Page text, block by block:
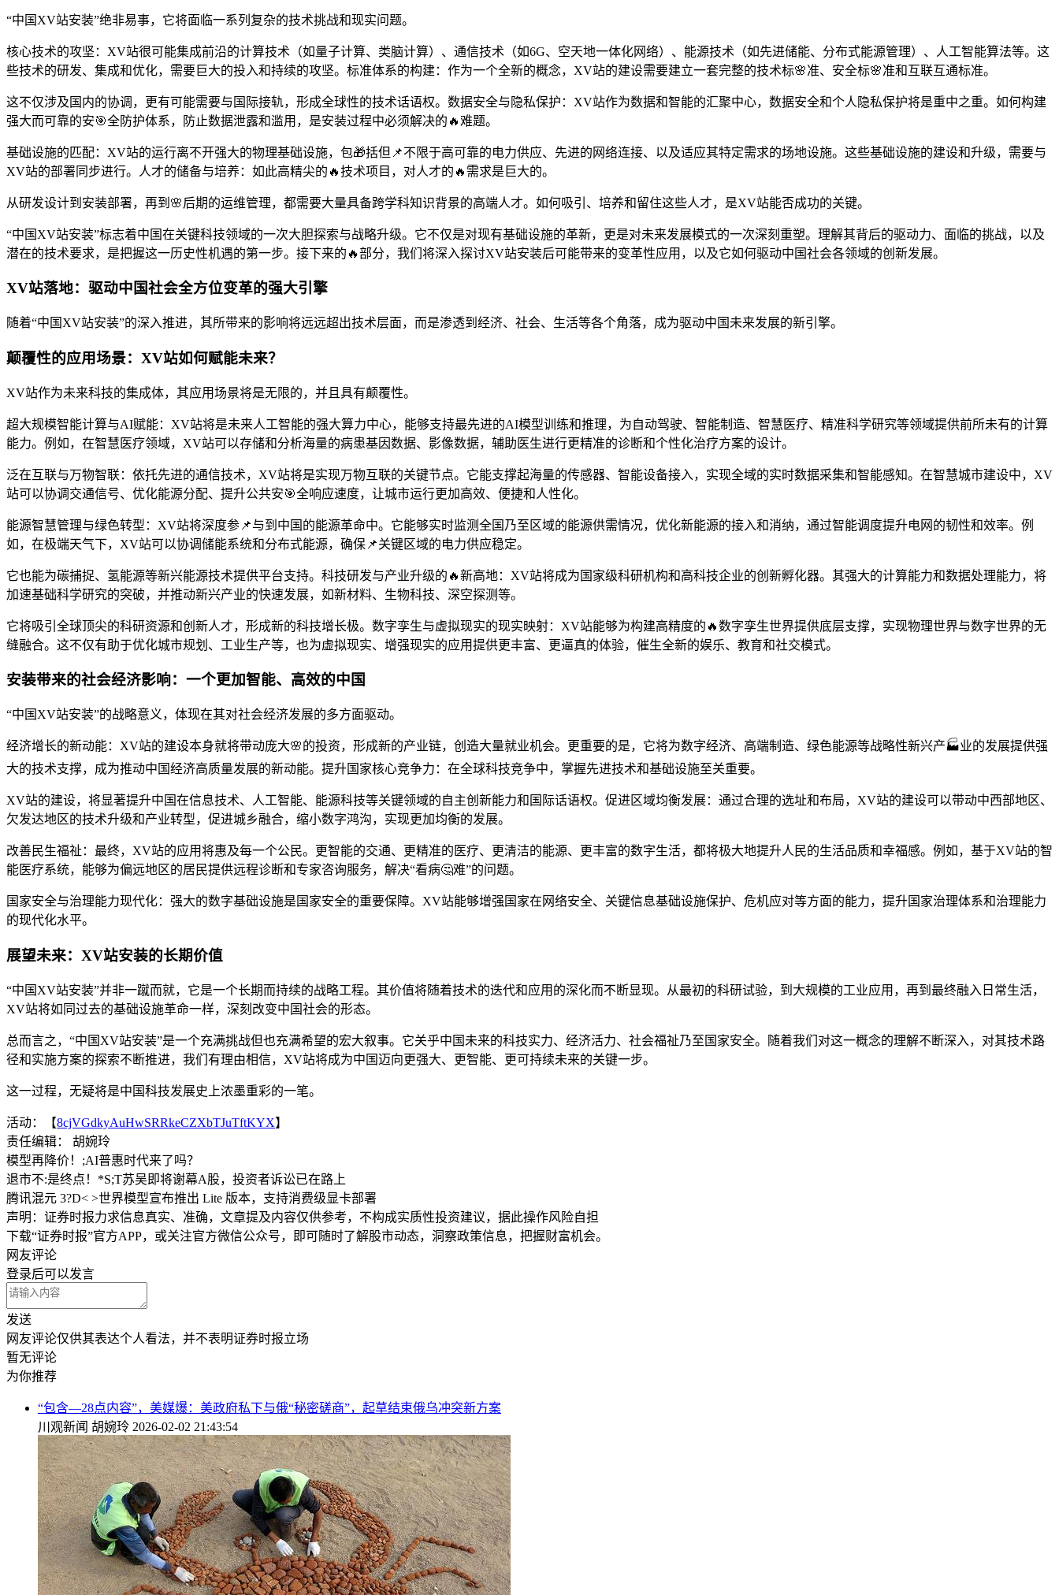
“中国XV站安装”绝非易事，它将面临一系列复杂的技术挑战和现实问题。
核心技术的攻坚：XV站很可能集成前沿的计算技术（如量子计算、类脑计算）、通信技术（如6G、空天地一体化网络）、能源技术（如先进储能、分布式能源管理）、人工智能算法等。这
些技术的研发、集成和优化，需要巨大的投入和持续的攻坚。标准体系的构建：作为一个全新的概念，XV站的建设需要建立一套完整的技术标🌸准、安全标🌸准和互联互通标准。
这不仅涉及国内的协调，更有可能需要与国际接轨，形成全球性的技术话语权。数据安全与隐私保护：XV站作为数据和智能的汇聚中心，数据安全和个人隐私保护将是重中之重。如何构建
强大而可靠的安🎯全防护体系，防止数据泄露和滥用，是安装过程中必须解决的🔥难题。
基础设施的匹配：XV站的运行离不开强大的物理基础设施，包🎁括但📌不限于高可靠的电力供应、先进的网络连接、以及适应其特定需求的场地设施。这些基础设施的建设和升级，需要与
XV站的部署同步进行。人才的储备与培养：如此高精尖的🔥技术项目，对人才的🔥需求是巨大的。
从研发设计到安装部署，再到🌸后期的运维管理，都需要大量具备跨学科知识背景的高端人才。如何吸引、培养和留住这些人才，是XV站能否成功的关键。
“中国XV站安装”标志着中国在关键科技领域的一次大胆探索与战略升级。它不仅是对现有基础设施的革新，更是对未来发展模式的一次深刻重塑。理解其背后的驱动力、面临的挑战，以及
潜在的技术要求，是把握这一历史性机遇的第一步。接下来的🔥部分，我们将深入探讨XV站安装后可能带来的变革性应用，以及它如何驱动中国社会各领域的创新发展。
XV站落地：驱动中国社会全方位变革的强大引擎
随着“中国XV站安装”的深入推进，其所带来的影响将远远超出技术层面，而是渗透到经济、社会、生活等各个角落，成为驱动中国未来发展的新引擎。
颠覆性的应用场景：XV站如何赋能未来？
XV站作为未来科技的集成体，其应用场景将是无限的，并且具有颠覆性。
超大规模智能计算与AI赋能：XV站将是未来人工智能的强大算力中心，能够支持最先进的AI模型训练和推理，为自动驾驶、智能制造、智慧医疗、精准科学研究等领域提供前所未有的计算
能力。例如，在智慧医疗领域，XV站可以存储和分析海量的病患基因数据、影像数据，辅助医生进行更精准的诊断和个性化治疗方案的设计。
泛在互联与万物智联：依托先进的通信技术，XV站将是实现万物互联的关键节点。它能支撑起海量的传感器、智能设备接入，实现全域的实时数据采集和智能感知。在智慧城市建设中，XV
站可以协调交通信号、优化能源分配、提升公共安🎯全响应速度，让城市运行更加高效、便捷和人性化。
能源智慧管理与绿色转型：XV站将深度参📌与到中国的能源革命中。它能够实时监测全国乃至区域的能源供需情况，优化新能源的接入和消纳，通过智能调度提升电网的韧性和效率。例
如，在极端天气下，XV站可以协调储能系统和分布式能源，确保📌关键区域的电力供应稳定。
它也能为碳捕捉、氢能源等新兴能源技术提供平台支持。科技研发与产业升级的🔥新高地：XV站将成为国家级科研机构和高科技企业的创新孵化器。其强大的计算能力和数据处理能力，将
加速基础科学研究的突破，并推动新兴产业的快速发展，如新材料、生物科技、深空探测等。
它将吸引全球顶尖的科研资源和创新人才，形成新的科技增长极。数字孪生与虚拟现实的现实映射：XV站能够为构建高精度的🔥数字孪生世界提供底层支撑，实现物理世界与数字世界的无
缝融合。这不仅有助于优化城市规划、工业生产等，也为虚拟现实、增强现实的应用提供更丰富、更逼真的体验，催生全新的娱乐、教育和社交模式。
安装带来的社会经济影响：一个更加智能、高效的中国
“中国XV站安装”的战略意义，体现在其对社会经济发展的多方面驱动。
经济增长的新动能：XV站的建设本身就将带动庞大🌸的投资，形成新的产业链，创造大量就业机会。更重要的是，它将为数字经济、高端制造、绿色能源等战略性新兴产🏭业的发展提供强
大的技术支撑，成为推动中国经济高质量发展的新动能。提升国家核心竞争力：在全球科技竞争中，掌握先进技术和基础设施至关重要。
XV站的建设，将显著提升中国在信息技术、人工智能、能源科技等关键领域的自主创新能力和国际话语权。促进区域均衡发展：通过合理的选址和布局，XV站的建设可以带动中西部地区、
欠发达地区的技术升级和产业转型，促进城乡融合，缩小数字鸿沟，实现更加均衡的发展。
改善民生福祉：最终，XV站的应用将惠及每一个公民。更智能的交通、更精准的医疗、更清洁的能源、更丰富的数字生活，都将极大地提升人民的生活品质和幸福感。例如，基于XV站的智
能医疗系统，能够为偏远地区的居民提供远程诊断和专家咨询服务，解决“看病🤔难”的问题。
国家安全与治理能力现代化：强大的数字基础设施是国家安全的重要保障。XV站能够增强国家在网络安全、关键信息基础设施保护、危机应对等方面的能力，提升国家治理体系和治理能力
的现代化水平。
展望未来：XV站安装的长期价值
“中国XV站安装”并非一蹴而就，它是一个长期而持续的战略工程。其价值将随着技术的迭代和应用的深化而不断显现。从最初的科研试验，到大规模的工业应用，再到最终融入日常生活，
XV站将如同过去的基础设施革命一样，深刻改变中国社会的形态。
总而言之，“中国XV站安装”是一个充满挑战但也充满希望的宏大叙事。它关乎中国未来的科技实力、经济活力、社会福祉乃至国家安全。随着我们对这一概念的理解不断深入，对其技术路
径和实施方案的探索不断推进，我们有理由相信，XV站将成为中国迈向更强大、更智能、更可持续未来的关键一步。
这一过程，无疑将是中国科技发展史上浓墨重彩的一笔。
活动：【8cjVGdkyAuHwSRRkeCZXbTJuTftKYX】
责任编辑： 胡婉玲
模型再降价！;AI普惠时代来了吗？
退市不:是终点！*S;T苏吴即将谢幕A股，投资者诉讼已在路上
腾讯混元 3?D< >世界模型宣布推出 Lite 版本，支持消费级显卡部署
声明：证券时报力求信息真实、准确，文章提及内容仅供参考，不构成实质性投资建议，据此操作风险自担
下载“证券时报”官方APP，或关注官方微信公众号，即可随时了解股市动态，洞察政策信息，把握财富机会。
网友评论
登录后可以发言
发送
网友评论仅供其表达个人看法，并不表明证券时报立场
暂无评论
为你推荐
“包含—28点内容”，美媒爆：美政府私下与俄“秘密磋商”，起草结束俄乌冲突新方案
川观新闻 胡婉玲 2026-02-02 21:43:54